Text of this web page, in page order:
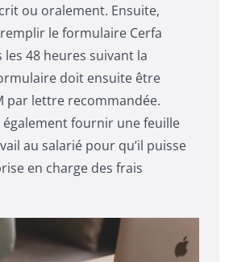
ou oralement. Ensuite,
le formulaire Cerfa
les 48 heures suivant la
doit ensuite être
par lettre recommandée.
également fournir une feuille
au salarié pour qu’il puisse
en charge des frais